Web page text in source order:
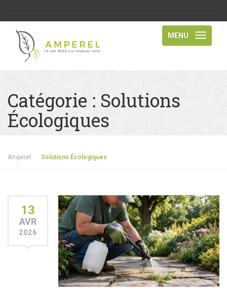
MENU
Catégorie : Solutions
Écologiques
Amperel Solutions Écologiques
13
AVR
2026